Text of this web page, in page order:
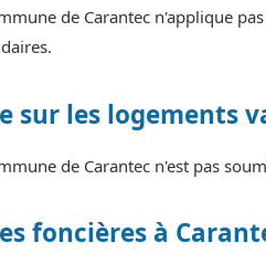
de Carantec n'applique
sur les logements
de Carantec n'est pas
foncières à